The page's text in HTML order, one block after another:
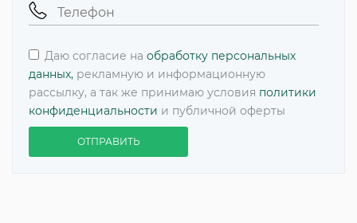
Даю согласие на обработку персональных
данных, рекламную и информационную
рассылку, а так же принимаю условия политики
конфиденциальности и публичной оферты
ОТПРАВИТЬ